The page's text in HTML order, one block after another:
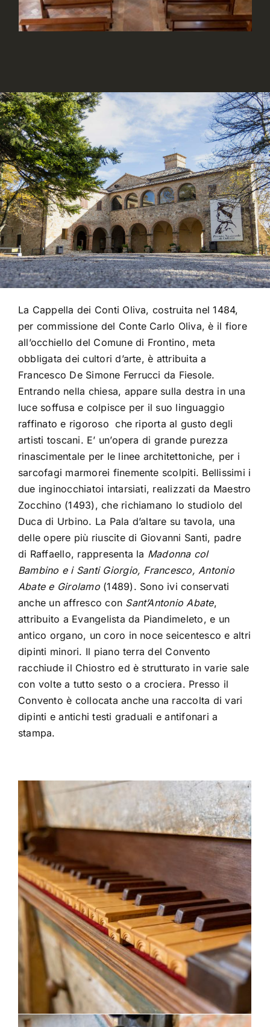
La Cappella dei Conti Oliva, costruita nel 1484,
per commissione del Conte Carlo Oliva, è il fiore
all’occhiello del Comune di Frontino, meta
obbligata dei cultori d’arte, è attribuita a
Francesco De Simone Ferrucci da Fiesole.
Entrando nella chiesa, appare sulla destra in una
luce soffusa e colpisce per il suo linguaggio
raffinato e rigoroso che riporta al gusto degli
artisti toscani. E’ un’opera di grande purezza
rinascimentale per le linee architettoniche, per i
sarcofagi marmorei finemente scolpiti. Bellissimi i
due inginocchiatoi intarsiati, realizzati da Maestro
Zocchino (1493), che richiamano lo studiolo del
Duca di Urbino. La Pala d’altare su tavola, una
delle opere più riuscite di Giovanni Santi, padre
di Raffaello, rappresenta la Madonna col
Bambino e i Santi Giorgio, Francesco, Antonio
Abate e Girolamo(1489). Sono ivi conservati
anche un affresco con Sant’Antonio Abate,
attribuito a Evangelista da Piandimeleto, e un
antico organo, un coro in noce seicentesco e altri
dipinti minori. Il piano terra del Convento
racchiude il Chiostro ed è strutturato in varie sale
con volte a tutto sesto o a crociera. Presso il
Convento è collocata anche una raccolta di vari
dipinti e antichi testi graduali e antifonari a
stampa.